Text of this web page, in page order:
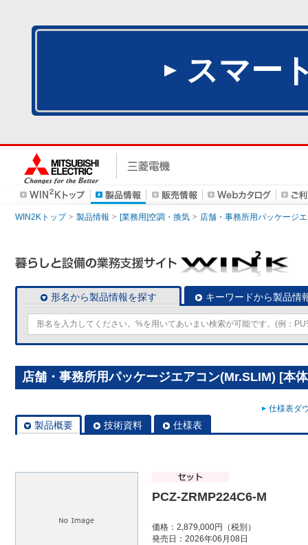
スマー
WIN2Kトップ 製品情報 [業務用]空調・換気 店舗・事務所用パッケージ
形名から製品情報を探す キーワードから製品情
店舗・事務所用パッケージエアコン(Mr.SLIM) [本
仕様表ダ
製品概要 技術資料 仕様表
PCZ-ZRMP224C6-M
価格：2,879,000円（税別）
発売日：2026年06月08日